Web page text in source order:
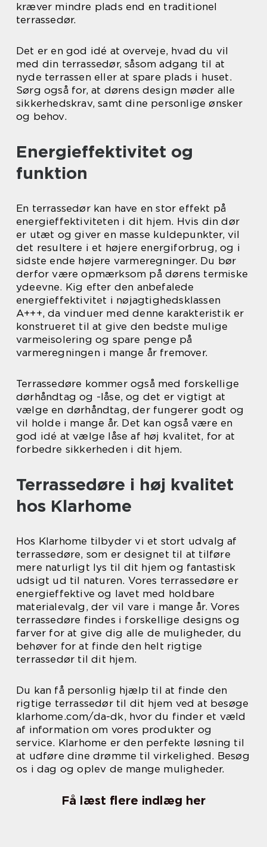
kræver mindre plads end en traditionel
terrassedør.
Det er en god idé at overveje, hvad du vil
med din terrassedør, såsom adgang til at
nyde terrassen eller at spare plads i huset.
Sørg også for, at dørens design møder alle
sikkerhedskrav, samt dine personlige ønsker
og behov.
Energieffektivitet og
funktion
En terrassedør kan have en stor effekt på
energieffektiviteten i dit hjem. Hvis din dør
er utæt og giver en masse kuldepunkter, vil
det resultere i et højere energiforbrug, og i
sidste ende højere varmeregninger. Du bør
derfor være opmærksom på dørens termiske
ydeevne. Kig efter den anbefalede
energieffektivitet i nøjagtighedsklassen
A+++, da vinduer med denne karakteristik er
konstrueret til at give den bedste mulige
varmeisolering og spare penge på
varmeregningen i mange år fremover.
Terrassedøre kommer også med forskellige
dørhåndtag og -låse, og det er vigtigt at
vælge en dørhåndtag, der fungerer godt og
vil holde i mange år. Det kan også være en
god idé at vælge låse af høj kvalitet, for at
forbedre sikkerheden i dit hjem.
Terrassedøre i høj kvalitet
hos Klarhome
Hos Klarhome tilbyder vi et stort udvalg af
terrassedøre, som er designet til at tilføre
mere naturligt lys til dit hjem og fantastisk
udsigt ud til naturen. Vores terrassedøre er
energieffektive og lavet med holdbare
materialevalg, der vil vare i mange år. Vores
terrassedøre findes i forskellige designs og
farver for at give dig alle de muligheder, du
behøver for at finde den helt rigtige
terrassedør til dit hjem.
Du kan få personlig hjælp til at finde den
rigtige terrassedør til dit hjem ved at besøge
klarhome.com/da-dk, hvor du finder et væld
af information om vores produkter og
service. Klarhome er den perfekte løsning til
at udføre dine drømme til virkelighed. Besøg
os i dag og oplev de mange muligheder.
Få læst flere indlæg her